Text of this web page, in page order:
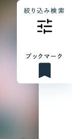
絞り込み検索
ブックマーク